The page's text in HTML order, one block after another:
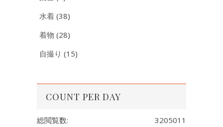
水着 (38)
着物 (28)
自撮り (15)
COUNT PER DAY
3205011
総閲覧数: